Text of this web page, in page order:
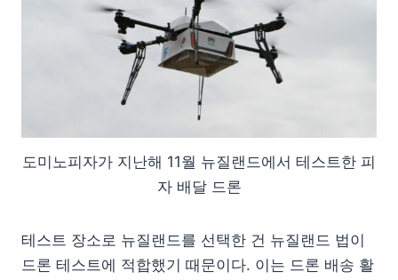
도미노피자가 지난해 11월 뉴질랜드에서 테스트한 피
자 배달 드론
테스트 장소로 뉴질랜드를 선택한 건 뉴질랜드 법이
드론 테스트에 적합했기 때문이다. 이는 드론 배송 활